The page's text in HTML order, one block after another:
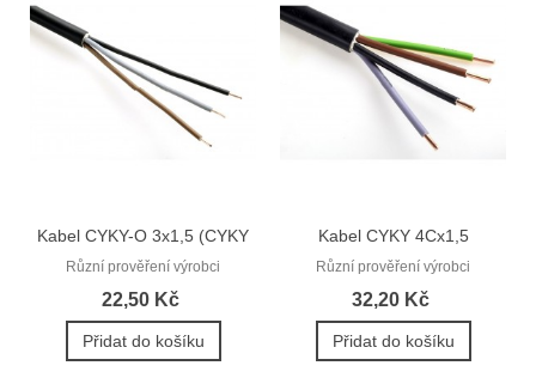
Kabel CYKY-O 3x1,5 (CYKY
3Ax1,5)
Různí prověření výrobci
22,50 Kč
Přidat do košíku
Kabel CYKY 4Cx1,5
Různí prověření výrobci
32,20 Kč
Přidat do košíku